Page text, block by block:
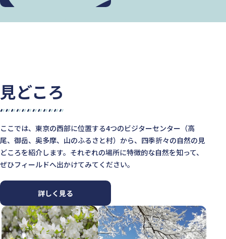
見どころ
ここでは、東京の西部に位置する4つのビジターセンター（高
尾、御岳、奥多摩、山のふるさと村）から、四季折々の自然の見
どころを紹介します。それぞれの場所に特徴的な自然を知って、
ぜひフィールドへ出かけてみてください。
詳しく見る